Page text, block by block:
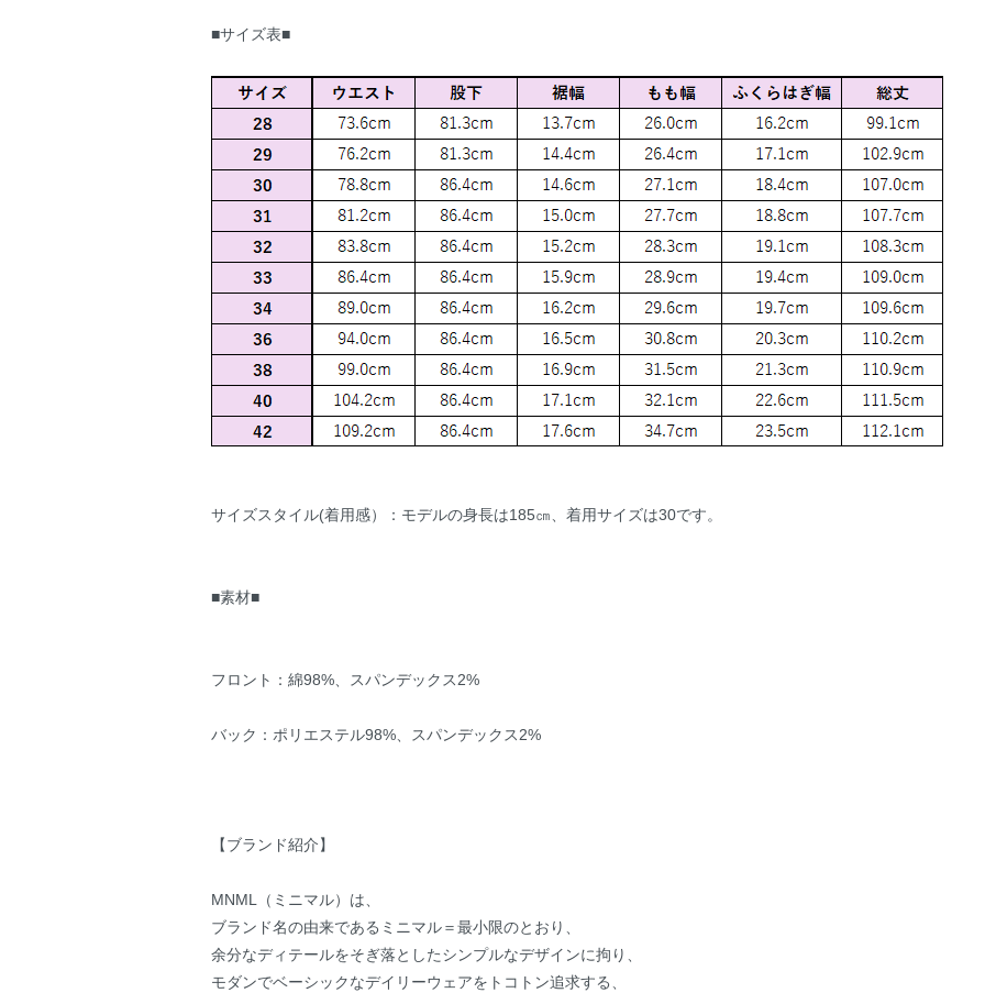
■サイズ表■
サイズスタイル(着用感）：モデルの身長は185㎝、着用サイズは30です。
■素材■
フロント：綿98%、スパンデックス2%
バック：ポリエステル98%、スパンデックス2%
【ブランド紹介】
MNML（ミニマル）は、
ブランド名の由来であるミニマル＝最小限のとおり、
余分なディテールをそぎ落としたシンプルなデザインに拘り、
モダンでベーシックなデイリーウェアをトコトン追求する、